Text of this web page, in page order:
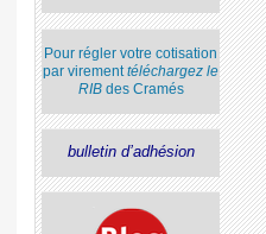
Pour régler votre cotisation
par virementtéléchargez le
RIBdes Cramés
bulletin d’adhésion